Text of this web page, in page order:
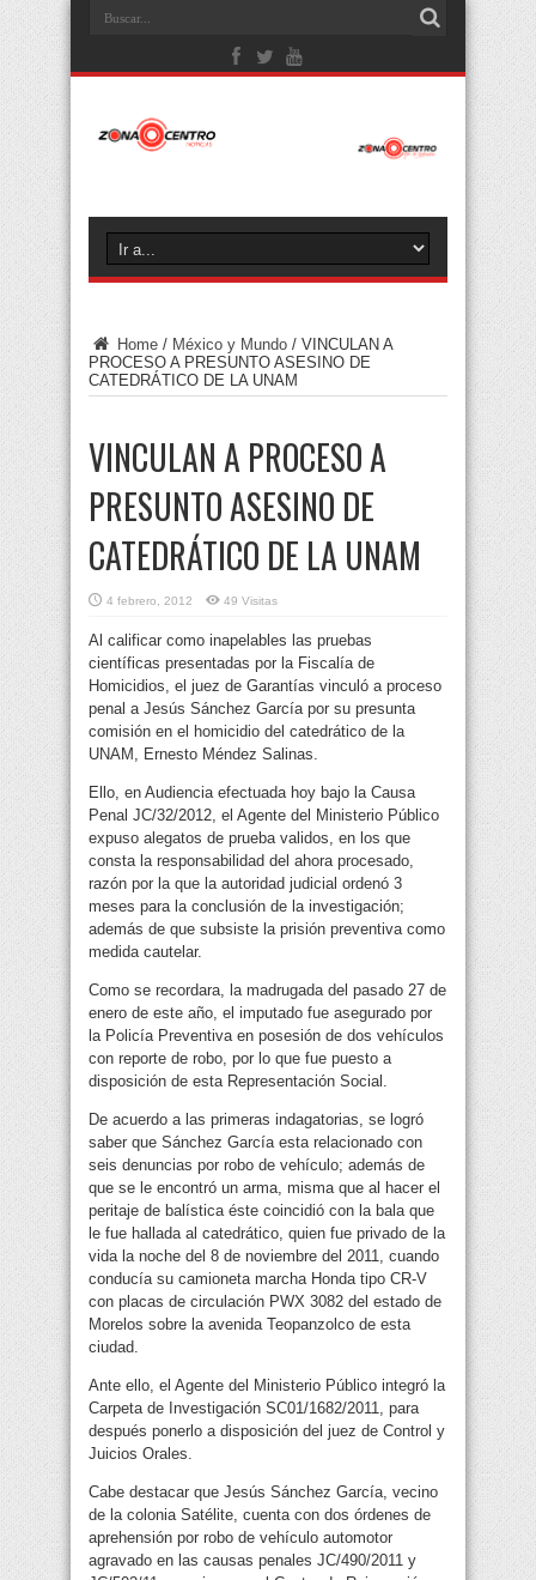
Home / México y Mundo / VINCULAN A
PROCESO A PRESUNTO ASESINO DE
CATEDRÁTICO DE LA UNAM
VINCULAN A PROCESO A
PRESUNTO ASESINO DE
CATEDRÁTICO DE LA UNAM
4 febrero, 2012 49 Visitas
Al calificar como inapelables las pruebas
científicas presentadas por la Fiscalía de
Homicidios, el juez de Garantías vinculó a proceso
penal a Jesús Sánchez García por su presunta
comisión en el homicidio del catedrático de la
UNAM, Ernesto Méndez Salinas.
Ello, en Audiencia efectuada hoy bajo la Causa
Penal JC/32/2012, el Agente del Ministerio Público
expuso alegatos de prueba validos, en los que
consta la responsabilidad del ahora procesado,
razón por la que la autoridad judicial ordenó 3
meses para la conclusión de la investigación;
además de que subsiste la prisión preventiva como
medida cautelar.
Como se recordara, la madrugada del pasado 27 de
enero de este año, el imputado fue asegurado por
la Policía Preventiva en posesión de dos vehículos
con reporte de robo, por lo que fue puesto a
disposición de esta Representación Social.
De acuerdo a las primeras indagatorias, se logró
saber que Sánchez García esta relacionado con
seis denuncias por robo de vehículo; además de
que se le encontró un arma, misma que al hacer el
peritaje de balística éste coincidió con la bala que
le fue hallada al catedrático, quien fue privado de la
vida la noche del 8 de noviembre del 2011, cuando
conducía su camioneta marcha Honda tipo CR-V
con placas de circulación PWX 3082 del estado de
Morelos sobre la avenida Teopanzolco de esta
ciudad.
Ante ello, el Agente del Ministerio Público integró la
Carpeta de Investigación SC01/1682/2011, para
después ponerlo a disposición del juez de Control y
Juicios Orales.
Cabe destacar que Jesús Sánchez García, vecino
de la colonia Satélite, cuenta con dos órdenes de
aprehensión por robo de vehículo automotor
agravado en las causas penales JC/490/2011 y